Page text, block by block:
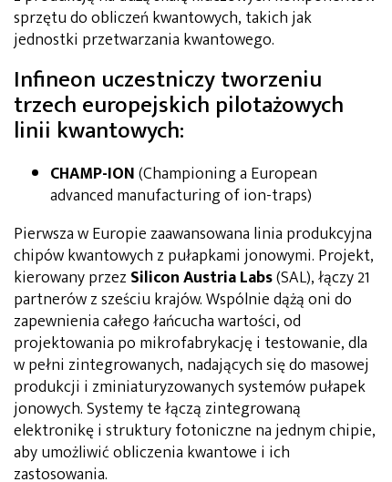
sprzętu do obliczeń kwantowych, takich jak
jednostki przetwarzania kwantowego.
Infineon uczestniczy tworzeniu
trzech europejskich pilotażowych
linii kwantowych:
CHAMP-ION(Championing a European
advanced manufacturing of ion-traps)
Pierwsza w Europie zaawansowana linia produkcyjna
chipów kwantowych z pułapkami jonowymi. Projekt,
kierowany przez Silicon Austria Labs(SAL), łączy 21
partnerów z sześciu krajów. Wspólnie dążą oni do
zapewnienia całego łańcucha wartości, od
projektowania po mikrofabrykację i testowanie, dla
w pełni zintegrowanych, nadających się do masowej
produkcji i zminiaturyzowanych systemów pułapek
jonowych. Systemy te łączą zintegrowaną
elektronikę i struktury fotoniczne na jednym chipie,
aby umożliwić obliczenia kwantowe i ich
zastosowania.